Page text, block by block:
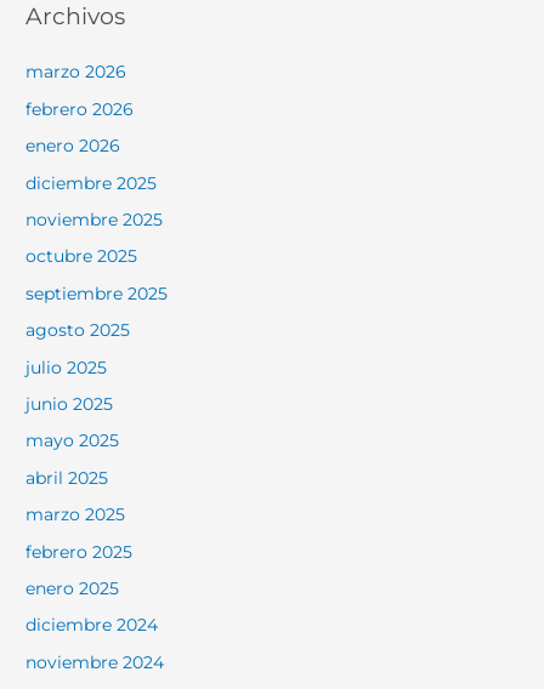
Archivos
marzo 2026
febrero 2026
enero 2026
diciembre 2025
noviembre 2025
octubre 2025
septiembre 2025
agosto 2025
julio 2025
junio 2025
mayo 2025
abril 2025
marzo 2025
febrero 2025
enero 2025
diciembre 2024
noviembre 2024